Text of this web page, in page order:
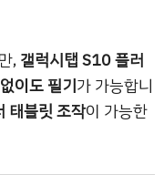
,갤럭시탭 S10 플러
이도 필기가 가능합니
태블릿 조작이 가능한